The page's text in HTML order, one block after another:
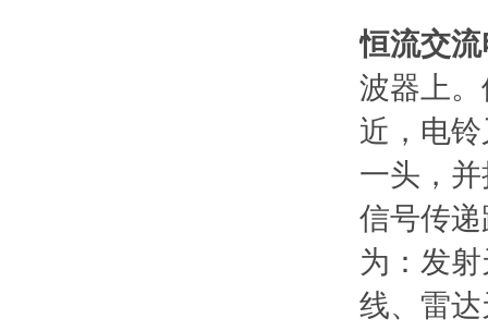
恒流交
波器上
近，电
一头，
信号传
为：发
线、雷